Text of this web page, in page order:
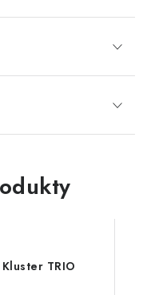
Kluster TRIO